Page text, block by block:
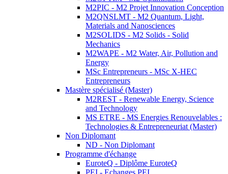
M2PIC - M2 Projet Innovation Conception
M2QNSLMT - M2 Quantum, Light,
Materials and Nanosciences
M2SOLIDS - M2 Solids - Solid
Mechanics
M2WAPE - M2 Water, Air, Pollution and
Energy
MSc Entrepreneurs - MSc X-HEC
Entrepreneurs
Mastère spécialisé (Master)
M2REST - Renewable Energy, Science
and Technology
MS ETRE - MS Energies Renouvelables :
Technologies & Entrepreneuriat (Master)
Non Diplomant
ND - Non Diplomant
Programme d'échange
EuroteQ - Diplôme EuroteQ
PEI - Echanges PEI